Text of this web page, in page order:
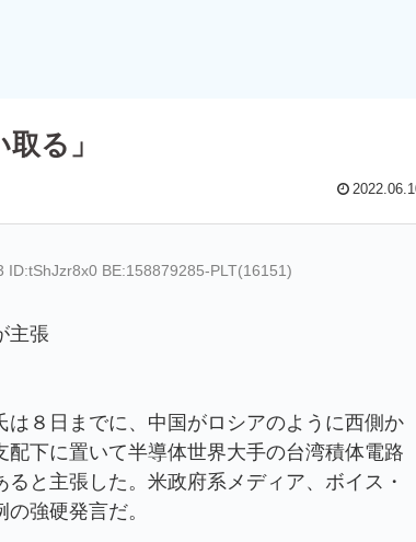
る」
BE:158879285-PLT(16151)
主張
８日までに、中国がロシアのように西側か
下に置いて半導体世界大手の台湾積体電路
と主張した。米政府系メディア、ボイス・
強硬発言だ。